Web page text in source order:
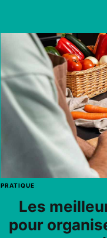
PRATIQUE
Les
pour